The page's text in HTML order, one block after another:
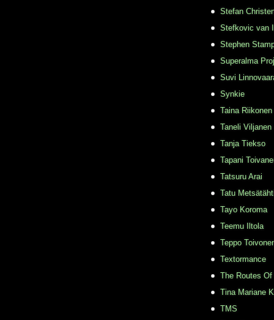
Stefan
Stefkovic van
Stephen
Superalma
Suvi
Synkie
Taina Riikonen
Taneli Viljanen
Tanja Tiekso
Tapani
Tatsuru Arai
Tatu
Tayo Koroma
Teemu Iltola
Teppo
Textormance
The Routes
Tina Mariane
TMS